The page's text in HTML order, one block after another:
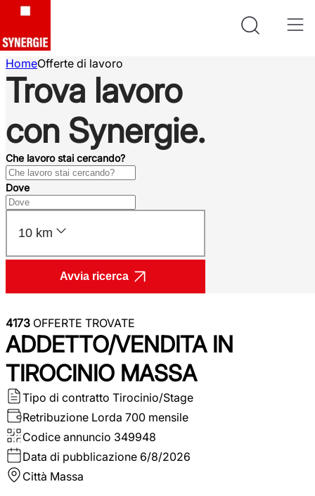
HomeOfferte di lavoro
Trova lavoro
con Synergie.
Che lavoro stai cercando?
Dove
10 km
Avvia ricerca
4173 OFFERTE TROVATE
ADDETTO/VENDITA IN
TIROCINIO MASSA
Tipo di contratto Tirocinio/Stage
Retribuzione Lorda 700 mensile
Codice annuncio 349948
Data di pubblicazione 6/8/2026
Città Massa